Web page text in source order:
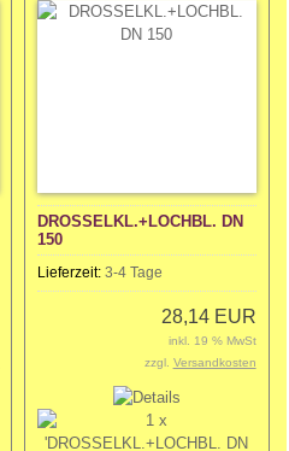
DROSSELKL.+LOCHBL. DN
150
Lieferzeit:3-4 Tage
28,14 EUR
inkl. 19 % MwSt
zzgl. Versandkosten